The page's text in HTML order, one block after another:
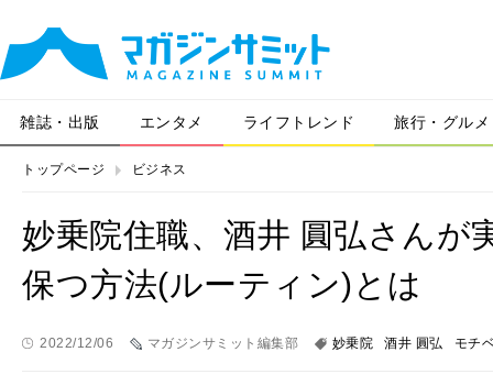
雑誌・出版 エンタメ ライフトレンド 旅行・グルメ
トップページ ビジネス
妙乗院住職、酒井 圓弘さんが
保つ方法(ルーティン)とは
2022/12/06 マガジンサミット編集部 妙乗院 酒井 圓弘 モチ